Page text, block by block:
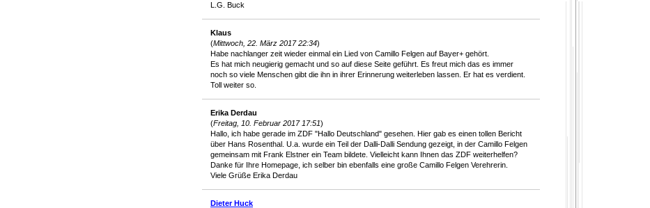
L.G. Buck
Klaus
(Mittwoch, 22. März 2017 22:34)
Habe nachlanger zeit wieder einmal ein Lied von Camillo Felgen auf Bayer+ gehört.
Es hat mich neugierig gemacht und so auf diese Seite geführt. Es freut mich das es immer
noch so viele Menschen gibt die ihn in ihrer Erinnerung weiterleben lassen. Er hat es verdient.
Toll weiter so.
Erika Derdau
(Freitag, 10. Februar 2017 17:51)
Hallo, ich habe gerade im ZDF "Hallo Deutschland" gesehen. Hier gab es einen tollen Bericht
über Hans Rosenthal. U.a. wurde ein Teil der Dalli-Dalli Sendung gezeigt, in der Camillo Felgen
gemeinsam mit Frank Elstner ein Team bildete. Vielleicht kann Ihnen das ZDF weiterhelfen?
Danke für Ihre Homepage, ich selber bin ebenfalls eine große Camillo Felgen Verehrerin.
Viele Grüße Erika Derdau
Dieter Huck